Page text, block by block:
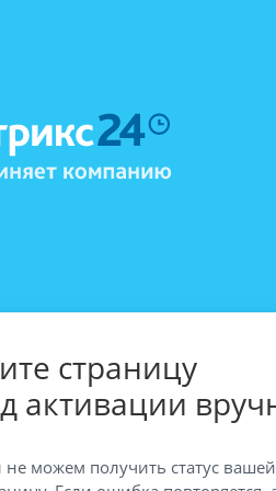
страницу
активации
можем получить статус